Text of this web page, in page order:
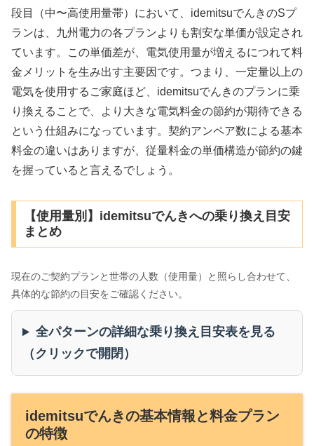
段目（中〜高使用量帯）において、idemitsuでんきのSプ
ランは、九州電力の各プランよりも割安な単価が設定され
ています。この単価差が、電気使用量が増えるにつれて料
金メリットを生み出す主要因です。つまり、一定量以上の
電気を使用するご家庭ほど、idemitsuでんきのプランに乗
り換えることで、より大きな電気料金の節約が期待できる
という仕組みになっています。契約アンペア数による基本
料金の違いはありますが、従量料金の単価構造が節約の鍵
を握っていると言えるでしょう。
【使用量別】idemitsuでんきへの乗り換え目安
まとめ
現在のご契約プランと世帯の人数（使用量）と照らし合わせて、
具体的な節約の目安をご確認ください。
全パターンの詳細な乗り換え目安表を見る
（クリックで開閉）
idemitsuでんきの基本情報と料金プラン
の特徴